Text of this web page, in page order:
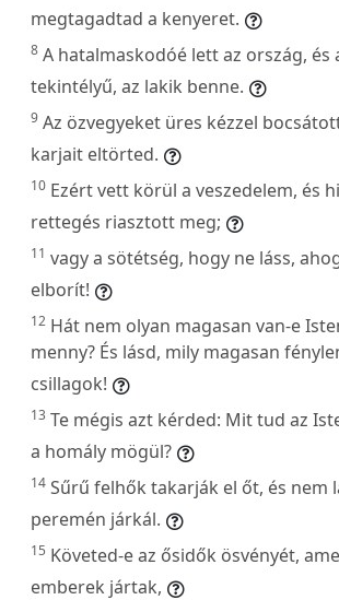
megtagadtad a kenyeret.
8 A hatalmaskodóé lett az ország, és
tekintélyű, az lakik benne.
9 Az özvegyeket üres kézzel
karjait eltörted.
10 Ezért vett körül a veszedelem, és
rettegés riasztott meg;
11 vagy a sötétség, hogy ne láss,
elborít!
12 Hát nem olyan magasan van-e
menny? És lásd, mily magasan
csillagok!
13 Te mégis azt kérded: Mit tud az
a homály mögül?
14 Sűrű felhők takarják el őt, és nem
peremén járkál.
15 Követed-e az ősidők ösvényét,
emberek jártak,